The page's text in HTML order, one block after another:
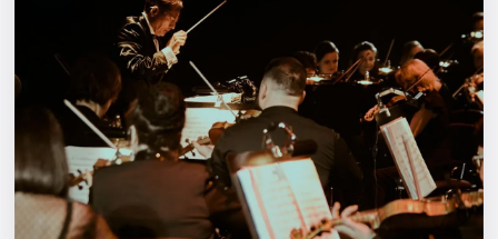
Экскурсии
Спорт
События